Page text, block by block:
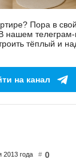
Пора в
нашем телеграм-
тёплый и
на канал
2013 года # 0